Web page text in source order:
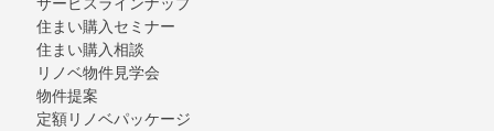
住まい購入セミナー
住まい購入相談
リノベ物件見学会
物件提案
定額リノベパッケージ